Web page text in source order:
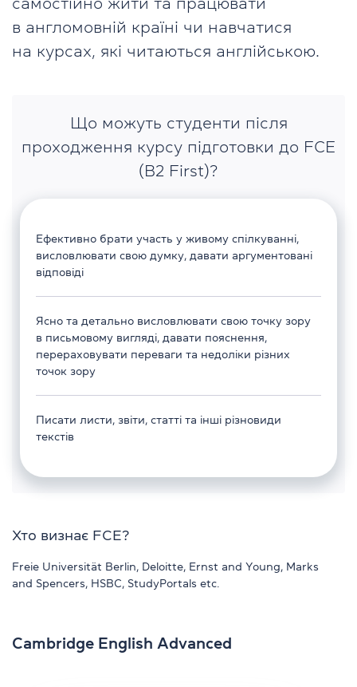
самостійно жити та працювати
в англомовній країні чи навчатися
на курсах, які читаються англійською.
Що можуть студенти після
проходження курсу підготовки до FCE
(B2 First)?
Ефективно брати участь у живому спілкуванні,
висловлювати свою думку, давати аргументовані
відповіді
Ясно та детально висловлювати свою точку зору
в письмовому вигляді, давати пояснення,
перераховувати переваги та недоліки різних
точок зору
Писати листи, звіти, статті та інші різновиди
текстів
Хто визнає FCE?
Freie Universität Berlin, Deloitte, Ernst and Young, Marks
and Spencers, HSBC, StudyPortals etc.
Cambridge English Advanced